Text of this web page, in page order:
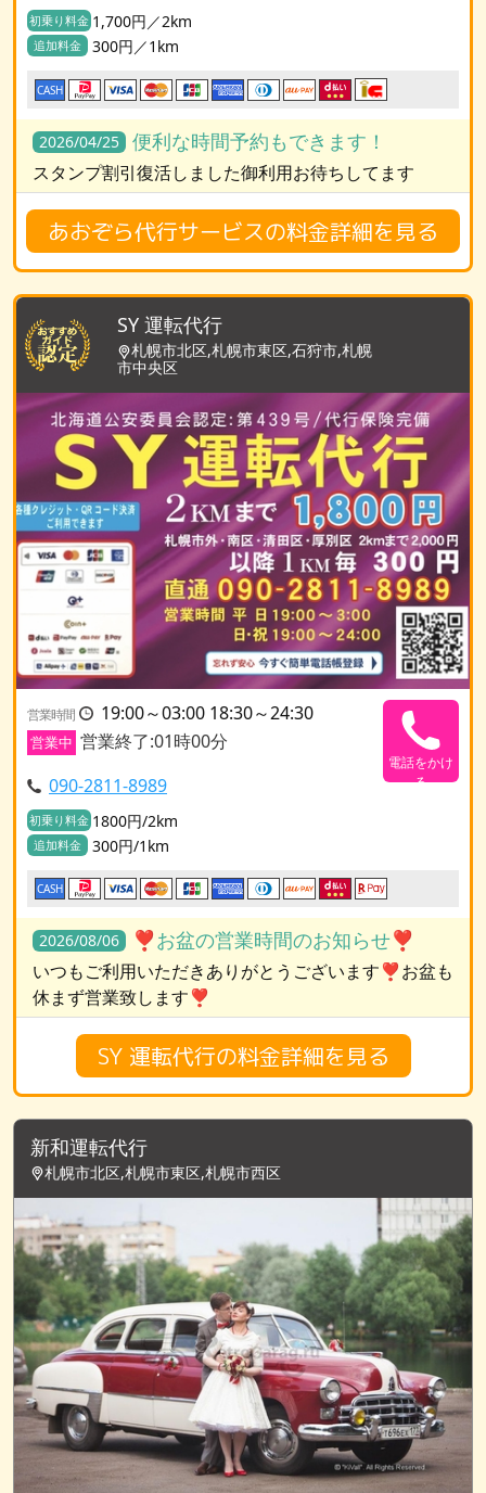
初乗り料金 1,700円／2km
追加料金 300円／1km
CASH
2026/04/25 便利な時間予約もできます！
スタンプ割引復活しました御利用お待ちしてます
あおぞら代行サービスの料金詳細を見る
SY 運転代行
札幌市北区,札幌市東区,石狩市,札幌
市中央区
営業時間 19:00～03:00 18:30～24:30
営業中 営業終了:01時00分
090-2811-8989
初乗り料金 1800円/2km
追加料金 300円/1km
電話をかけ
る
CASH
2026/08/06 ❣️お盆の営業時間のお知らせ❣️
いつもご利用いただきありがとうございます❣️お盆も
休まず営業致します❣️
SY 運転代行の料金詳細を見る
新和運転代行
札幌市北区,札幌市東区,札幌市西区